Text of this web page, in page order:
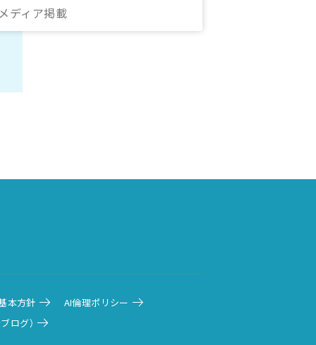
ディア掲載
本方針
AI倫理ポリシー
ログ）